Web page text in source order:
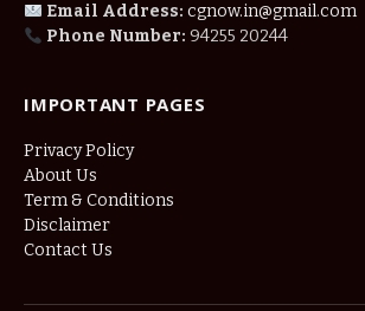
Email Address: cgnow.in@gmail.com
Phone Number: 94255 20244
IMPORTANT PAGES
Privacy Policy
About Us
Term & Conditions
Disclaimer
Contact Us